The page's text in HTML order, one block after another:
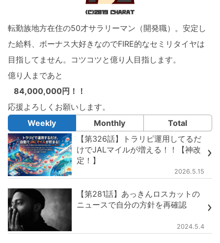
転勤族地方在住の50才サラリーマン（開発職）。安定し
た給料、ボーナス大好きなのでFIRE的なセミリタイヤは
目指してません。コツコツと億り人目指します。
億り人まであと
84,000,000円！！
応援よろしくお願いします。
Weekly
Monthly
Total
【第326話】トラリピ運用してるだ
けでJALマイルが増える！！【神改
定！】
2026.5.15
【第281話】あっきんロスカットの
ニュースで自分の方針を再確認
2024.5.4